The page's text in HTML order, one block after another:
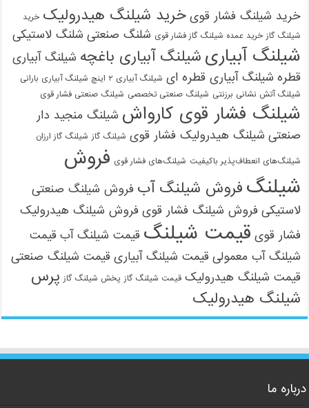
خرید شیلنگ فشار قوی خرید شیلنگ هیدرولیک خرید
شیلنگ گاز خرید عمده شیلنگ گاز فشار قوی شلنگ صنعتی شلنگ لاستیکی
شیلنگ آبیاری شیلنگ آبیاری باغچه شیلنگ آبیاری
قطره شیلنگ آبیاری قطره ای شیلنگ آبیاری ۲ اینچ شیلنگ آبیاری بارانی
شیلنگ آتش نشانی برزنتی شیلنگ صنعتی تخصصی شیلنگ صنعتی فشار قوی
شیلنگ فشار قوی کارواش شیلنگ منجید دار
صنعتی شیلنگ هیدرولیک فشار قوی شیلنگ گاز شیلنگ گاز ارزان
شیلنگ‌های انعطاف‌پذیر باکیفیت شیلنگ‌های فشار قوی فروش
شیلنگ فروش شیلنگ آب فروش شیلنگ صنعتی
لاستیکی فروش شیلنگ فشار قوی فروش شیلنگ هیدرولیک
فشار قوی قیمت شیلنگ قیمت شیلنگ آب قیمت
شیلنگ آب معمولی قیمت شیلنگ آبیاری قیمت شیلنگ صنعتی
قیمت شیلنگ هیدرولیک قیمت شیلنگ گاز پخش شیلنگ گاز پرس
شیلنگ هیدرولیک
درباره ما